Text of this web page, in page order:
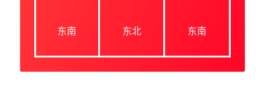
东南 东北 东南